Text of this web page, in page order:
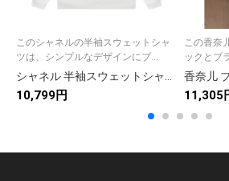
このシャネルの半袖スウェットシャ
ツは、シンプルなデザインにブ...
シャネル 半袖スウェットシャツ ホワイト 1色
10,799円
この香奈
ックとブ
11,305